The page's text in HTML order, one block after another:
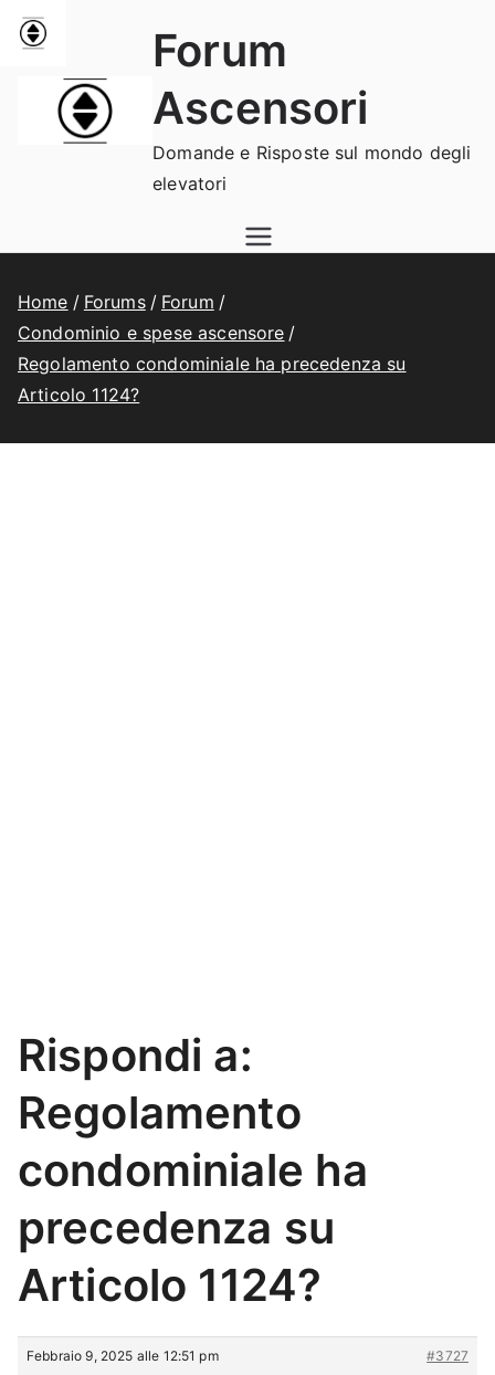
Vai
contenuto
Forum
Ascensori
Domande e Risposte sul mondo degli
elevatori
Home Forums
Forum
Condominio e spese ascensore
Regolamento condominiale ha precedenza su
Articolo 1124?
Rispondi a:
Regolamento
condominiale ha
precedenza su
Articolo 1124?
Febbraio 9, 2025 alle 12:51 pm
#3727